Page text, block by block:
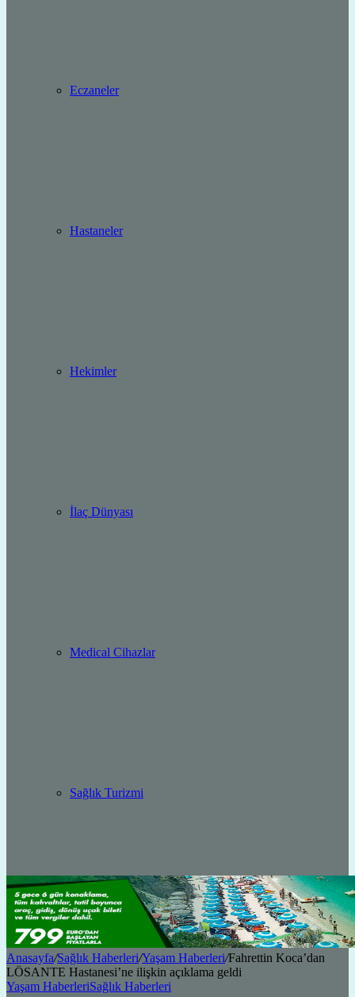
Eczaneler
Hastaneler
Hekimler
İlaç Dünyası
Medical Cihazlar
Sağlık Turizmi
Anasayfa/Sağlık Haberleri/Yaşam Haberleri/Fahrettin Koca’dan
LÖSANTE Hastanesi’ne ilişkin açıklama geldi
Yaşam HaberleriSağlık Haberleri